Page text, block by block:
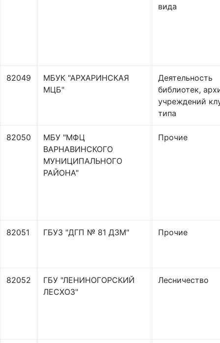
вида
82049
МБУК "АРХАРИНСКАЯ
МЦБ"
Деятельность
библиотек,
учреждений
типа
82050
МБУ "МФЦ
ВАРНАВИНСКОГО
МУНИЦИПАЛЬНОГО
РАЙОНА"
Прочие
82051 ГБУЗ "ДГП № 81 ДЗМ" Прочие
82052
ГБУ "ЛЕНИНОГОРСКИЙ
ЛЕСХОЗ"
Лесничество